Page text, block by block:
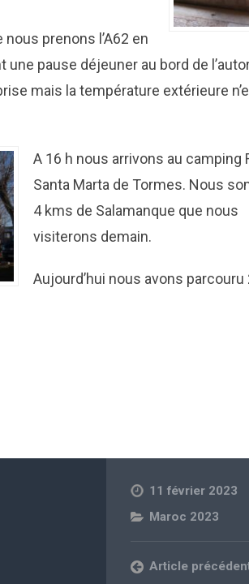
prenons l’A62 en
pause déjeuner au bord de
mais la température extérieure
A 16 h nous arrivons au camping
Santa Marta de Tormes. Nous
4 kms de Salamanque que nous
visiterons demain.
Aujourd’hui nous avons
11 février 2023
Maroc 2023
Article